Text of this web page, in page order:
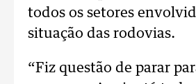
todos os setores
situação das rodovias.
“Fiz questão de parar